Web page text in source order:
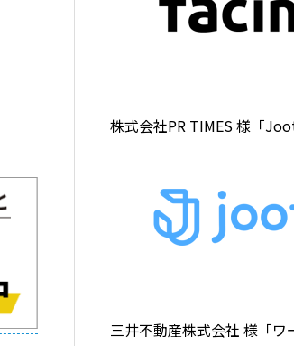
株式会社PR TIMES 様「
三井不動産株式会社 様「ワ